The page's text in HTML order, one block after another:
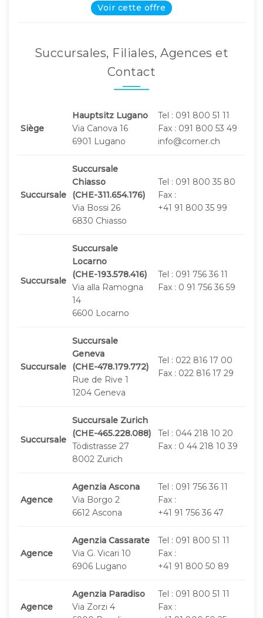
Voir cette offre
Succursales, Filiales, Agences et
Contact
Siège
Hauptsitz Lugano
Via Canova 16
6901 Lugano
Tel : 091 800 51 11
Fax : 091 800 53 49
info@corner.ch
Succursale
Succursale
Chiasso
(CHE-311.654.176)
Via Bossi 26
6830 Chiasso
Tel : 091 800 35 80
Fax :
+41 91 800 35 99
Succursale
Succursale
Locarno
(CHE-193.578.416)
Via alla Ramogna
14
6600 Locarno
Tel : 091 756 36 11
Fax : 0 91 756 36 59
Succursale
Succursale
Geneva
(CHE-478.179.772)
Rue de Rive 1
1204 Geneva
Tel : 022 816 17 00
Fax : 022 816 17 29
Succursale
Succursale Zurich
(CHE-465.228.088)
Tödistrasse 27
8002 Zurich
Tel : 044 218 10 20
Fax : 0 44 218 10 39
Agence
Agenzia Ascona
Via Borgo 2
6612 Ascona
Tel : 091 756 36 11
Fax :
+41 91 756 36 47
Agence
Agenzia Cassarate
Via G. Vicari 10
6906 Lugano
Tel : 091 800 51 11
Fax :
+41 91 800 50 89
Agence
Agenzia Paradiso
Via Zorzi 4
Tel : 091 800 51 11
Fax :